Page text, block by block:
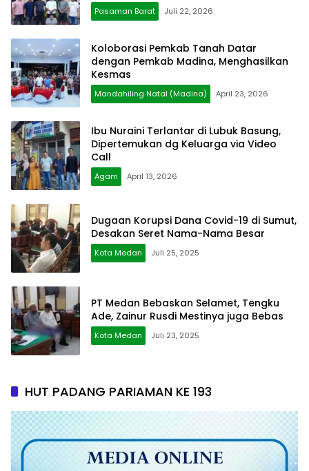
Pasaman Barat Juli 22, 2026
Koloborasi Pemkab Tanah Datar
dengan Pemkab Madina, Menghasilkan
Kesmas
Mandahiling Natal (Madina) April 23, 2026
Ibu Nuraini Terlantar di Lubuk Basung,
Dipertemukan dg Keluarga via Video
Call
Agam April 13, 2026
Dugaan Korupsi Dana Covid-19 di Sumut,
Desakan Seret Nama-Nama Besar
Kota Medan Juli 25, 2025
PT Medan Bebaskan Selamet, Tengku
Ade, Zainur Rusdi Mestinya juga Bebas
Kota Medan Juli 23, 2025
HUT PADANG PARIAMAN KE 193